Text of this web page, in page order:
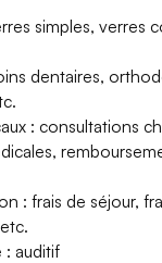
simples, verres
dentaires,
: consultations
: frais de séjour,
: auditif